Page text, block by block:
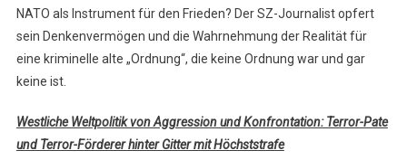
NATO als Instrument für den Frieden? Der SZ-Journalist opfert
sein Denkenvermögen und die Wahrnehmung der Realität für
eine kriminelle alte „Ordnung“, die keine Ordnung war und gar
keine ist.
Westliche Weltpolitik von Aggression und Konfrontation: Terror-Pate
und Terror-Förderer hinter Gitter mit Höchststrafe